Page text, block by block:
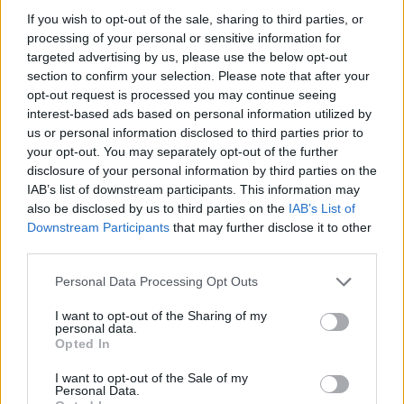
If you wish to opt-out of the sale, sharing to third parties, or
processing of your personal or sensitive information for
targeted advertising by us, please use the below opt-out
section to confirm your selection. Please note that after your
opt-out request is processed you may continue seeing
interest-based ads based on personal information utilized by
us or personal information disclosed to third parties prior to
your opt-out. You may separately opt-out of the further
disclosure of your personal information by third parties on the
IAB’s list of downstream participants. This information may
also be disclosed by us to third parties on the IAB’s List of
Downstream Participants that may further disclose it to other
Please note that this website/app uses one or more Google
not limited to your visit or usage behaviour. You may click to
grant or deny consent to Google and its third-party tags to
use your data for below specified purposes in below Google
consent section.
Personal Data Processing Opt Outs
I want to opt-out of the Sharing of my
personal data.
Opted In
I want to opt-out of the Sale of my
Personal Data.
hajlandó az út során, amit kabinjába
zárkózva töltött. „Maga elé nézett a
semmibe, remegett, mint a kocsonya, és
akkor se figyelt, ha valaki hozzá szólt. Soha
nem láttam még ennyire összetört embert” -
mondta Jack Thayer, egy akkor 17 éves fiú,
aki az édesapját veszítette el a tragédiában,
mégis vigasztalni akarta Ismayt.
A vezérigazgató élete hátralevő életét
szégyenben töltötte, a sajtó előszeretettel
csőcselékkel a tulajdonos joga” – írta egy
chicagói lap.
Ismayt Londonban és New Yorkban is
kihallgatták, a szemtanúk szerint a milliomos
számos gyermeket és nőt segített a